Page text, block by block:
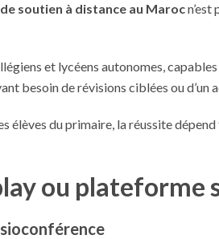
soutien à distance au Maroc
et lycéens autonomes,
besoin de révisions ciblées ou
élèves du primaire, la réussite
ou plateforme